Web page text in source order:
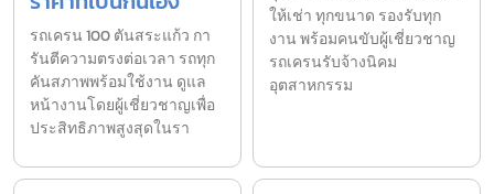
รถเครน 100 ตันสระแก้ว กา
รันตีความตรงต่อเวลา รถทุก
คันสภาพพร้อมใช้งาน ดูแล
หน้างานโดยผู้เชี่ยวชาญเพื่อ
ประสิทธิภาพสูงสุดในรา
ให้เช่า ทุกขนาด รองรับทุก
งาน พร้อมคนขับผู้เชี่ยวชาญ
รถเครนรับจ้างนิคม
อุตสาหกรรม